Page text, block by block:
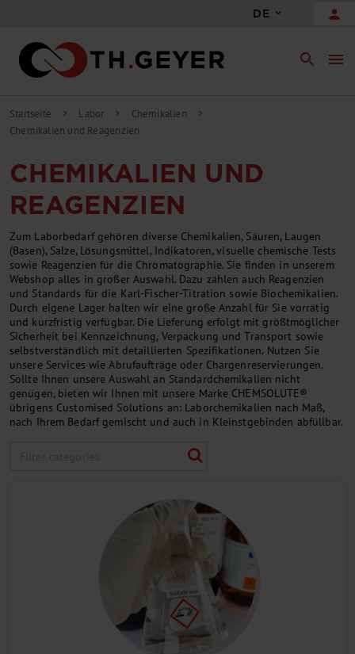
DE person
search menu
Startseite chevron_right Labor chevron_right Chemikalien chevron_right
Chemikalien und Reagenzien
CHEMIKALIEN UND
REAGENZIEN
Zum Laborbedarf gehören diverse Chemikalien, Säuren, Laugen
(Basen), Salze, Lösungsmittel, Indikatoren, visuelle chemische Tests
sowie Reagenzien für die Chromatographie. Sie finden in unserem
Webshop alles in großer Auswahl. Dazu zählen auch Reagenzien
und Standards für die Karl-Fischer-Titration sowie Biochemikalien.
Durch eigene Lager halten wir eine große Anzahl für Sie vorrätig
und kurzfristig verfügbar. Die Lieferung erfolgt mit größtmöglicher
Sicherheit bei Kennzeichnung, Verpackung und Transport sowie
selbstverständlich mit detaillierten Spezifikationen. Nutzen Sie
unsere Services wie Abrufaufträge oder Chargenreservierungen.
Sollte Ihnen unsere Auswahl an Standardchemikalien nicht
genügen, bieten wir Ihnen mit unsere Marke CHEMSOLUTE®
übrigens Customised Solutions an: Laborchemikalien nach Maß,
nach Ihrem Bedarf gemischt und auch in Kleinstgebinden abfüllbar.